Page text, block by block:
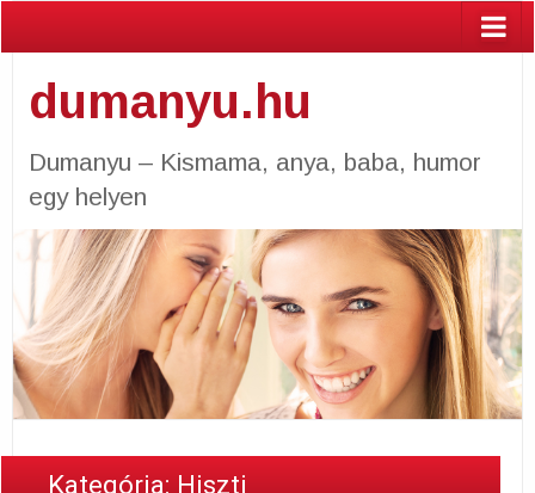
dumanyu.hu
Dumanyu – Kismama, anya, baba, humor
egy helyen
Kategória: Hiszti